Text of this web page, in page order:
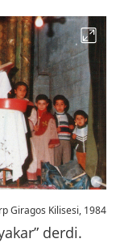
Giragos Kilisesi, 1984
derdi.